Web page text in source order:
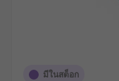
มีในสต็อก